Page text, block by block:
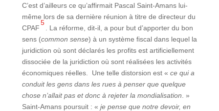
C’est d’ailleurs ce qu’affirmait Pascal Saint-Amans lui-
même lors de sa dernière réunion à titre de directeur du
CPAF
5
. La réforme, dit-il, a pour but d’apporter du bon
sens (common sense) à un système fiscal dans lequel la
juridiction où sont déclarés les profits est artificiellement
dissociée de la juridiction où sont réalisées les activités
économiques réelles. Une telle distorsion est « ce qui a
conduit les gens dans les rues à penser que quelque
chose n’allait pas et donc à rejeter la mondialisation . »
Saint-Amans poursuit : « je pense que notre devoir, en